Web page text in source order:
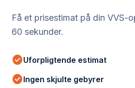
Få et prisestimat på din VVS-
60 sekunder.
check_circleUforpligtende estimat
check_circleIngen skjulte gebyrer